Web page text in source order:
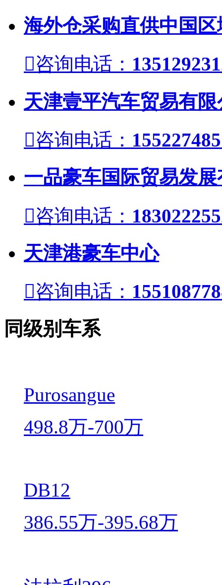
海外仓采购直供中国区
咨询电话：
天津壹平汽车贸易有
咨询电话：
一品豪车国际贸易发
咨询电话：
天津港豪车中心
咨询电话：
同级别车系
Purosangue
498.8万-700万
DB12
386.55万-395.68万